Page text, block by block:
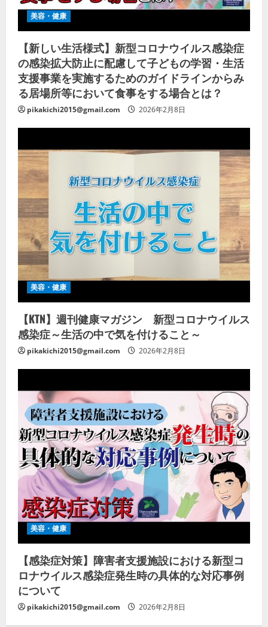
美容・健康
【新しい生活様式】新型コロナウイルス感染症
の感染拡大防止に配慮して子どもの学習・生活
支援事業を実施するためのガイドラインからみ
る居場所等において食事をする場合とは？
pikakichi2015@gmail.com 2026年2月8日
美容・健康
【KTN】週刊健康マガジン 新型コロナウイルス
感染症～生活の中で気を付けること～
pikakichi2015@gmail.com 2026年2月8日
美容・健康
【感染症対策】障害者支援施設における新型コ
ロナウイルス感染症発生時の具体的な対応事例
について
pikakichi2015@gmail.com 2026年2月8日